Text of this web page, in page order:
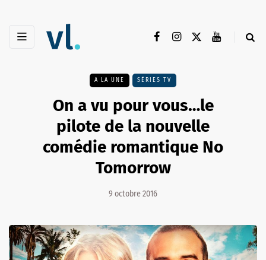
A LA UNE SÉRIES TV
On a vu pour vous…le
pilote de la nouvelle
comédie romantique No
Tomorrow
9 octobre 2016